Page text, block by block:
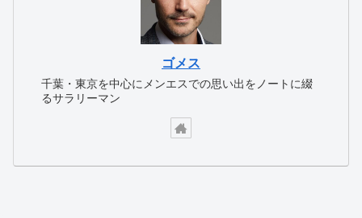
ゴメス
千葉・東京を中心にメンエスでの思い出をノートに綴
るサラリーマン